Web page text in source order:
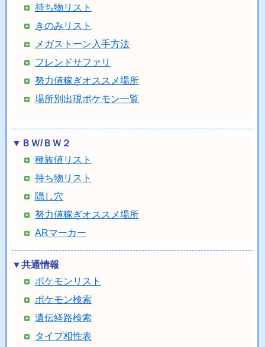
持ち物リスト
きのみリスト
メガストーン入手方法
フレンドサファリ
努力値稼ぎオススメ場所
場所別出現ポケモン一覧
▼ＢＷ/ＢＷ２
種族値リスト
持ち物リスト
隠し穴
努力値稼ぎオススメ場所
ARマーカー
▼共通情報
ポケモンリスト
ポケモン検索
遺伝経路検索
タイプ相性表